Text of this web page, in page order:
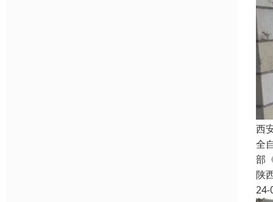
西
全
部
陕
24-